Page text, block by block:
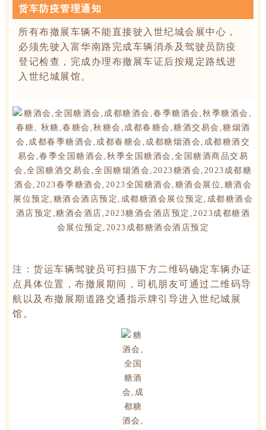
货车防疫管理通知
所有布撤展车辆不能直接驶入世纪城会展中心，
必须先驶入富华南路完成车辆消杀及驾驶员防疫
登记检查，完成办理布撤展车证后按规定路线进
入世纪城展馆。
注：货运车辆驾驶员可扫描下方二维码确定车辆办证
点具体位置，布撤展期间，司机朋友可通过二维码导
航以及布撤展期道路交通指示牌引导进入世纪城展
馆。